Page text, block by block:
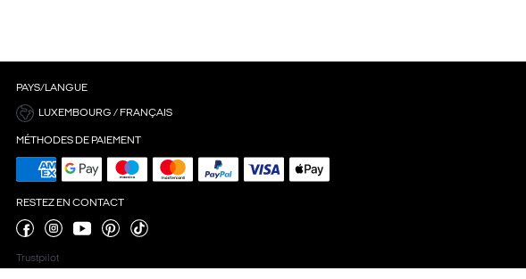
PAYS/LANGUE
LUXEMBOURG / FRANÇAIS
MÉTHODES DE PAIEMENT
RESTEZ EN CONTACT
Trustpilot